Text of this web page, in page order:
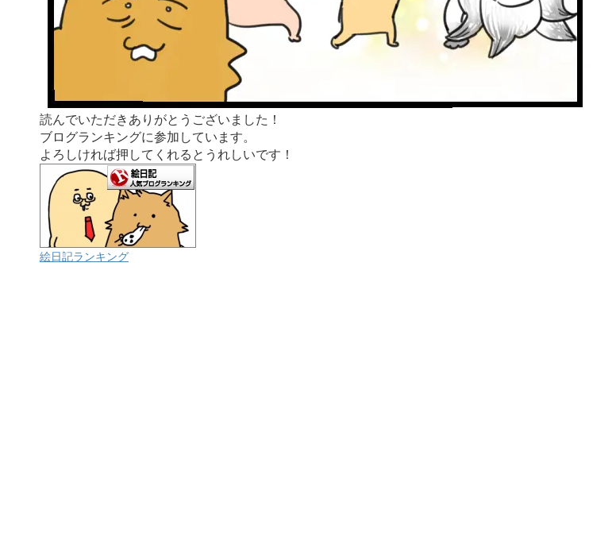
読んでいただきありがとうございました！
ブログランキングに参加しています。
よろしければ押してくれるとうれしいです！
絵日記ランキング